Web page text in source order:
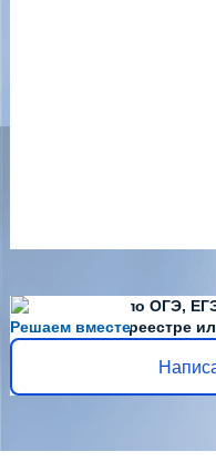
Решаем вместе
Есть вопросы по ОГЭ,
Диплома нет в реестре